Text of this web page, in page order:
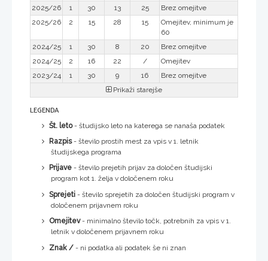
2025/26
1 30 13 25
Brez omejitve
2025/26
2 15 28 15
Omejitev, minimum je
60
2024/25
1 30 8 20
Brez omejitve
2024/25
2 16 22 /
Omejitev
2023/24
1 30 9 16
Brez omejitve
Prikaži starejše
LEGENDA
Št. leto- študijsko leto na katerega se nanaša podatek
Razpis- število prostih mest za vpis v 1. letnik
študijskega programa
Prijave - število prejetih prijav za določen študijski
program kot 1. želja v določenem roku
Sprejeti - število sprejetih za določen študijski program v
določenem prijavnem roku
Omejitev- minimalno število točk, potrebnih za vpis v 1.
letnik v določenem prijavnem roku
Znak / - ni podatka ali podatek še ni znan